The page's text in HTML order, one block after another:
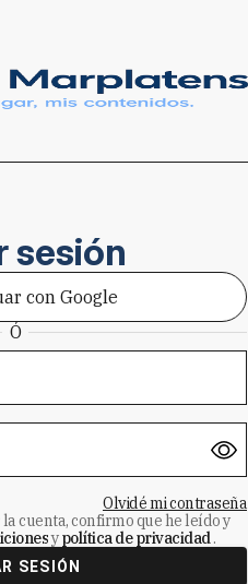
sesión
con Google
Ó
Olvidé mi contraseña
cuenta, confirmo que he leído y
ypolítica de privacidad.
SESIÓN